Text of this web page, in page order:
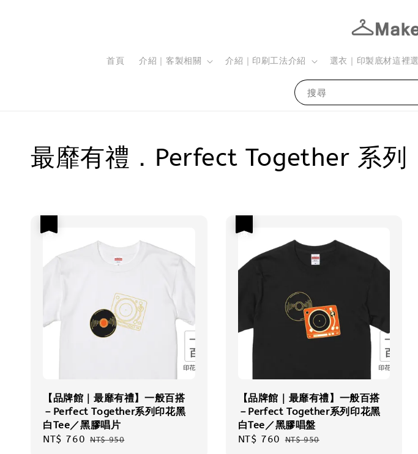
搜尋
首頁 介紹｜客製相關 介紹｜印刷工法介紹 選衣｜印製底材這裡選
最靡有禮．Perfect Together 系列
【品牌館｜最靡有禮】一般百搭
－Perfect Together系列印花黑
白Tee／黑膠唱片
Sale
NT$ 760 Regular
NT$ 950
【品牌館｜最靡有禮】一般百搭
－Perfect Together系列印花黑
白Tee／黑膠唱盤
Sale
NT$ 760 Regular
NT$ 950